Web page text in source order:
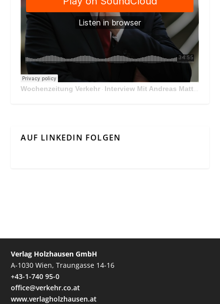
Wochenzeitung Verkehr · Interview Mit Andreas Matthä, CEO der ÖBB Holding
AUF LINKEDIN FOLGEN
Verlag Holzhausen GmbH
A-1030 Wien, Traungasse 14-16
+43-1-740 95-0
office@verkehr.co.at
www.verlagholzhausen.at